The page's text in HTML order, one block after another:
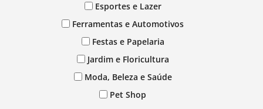
Esportes e Lazer
Ferramentas e Automotivos
Festas e Papelaria
Jardim e Floricultura
Moda, Beleza e Saúde
Pet Shop